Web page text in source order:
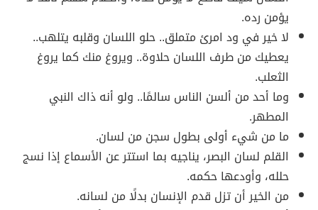
يؤمن رده.
لا خير في ود امرئ متملق.. حلو اللسان وقلبه يتلهب..
يعطيك من طرف اللسان حلاوة.. ويروغ منك كما يروغ
الثعلب.
وما أحد من ألسن الناس سالمًا.. ولو أنه ذاك النبي
المطهر.
ما من شيء أولى بطول سجن من لسان.
القلم لسان البصر، يناجيه بما استتر عن الأسماع إذا نسج
حلله، وأودعها حكمه.
من الخير أن تزل قدم الإنسان بدلًا من لسانه.